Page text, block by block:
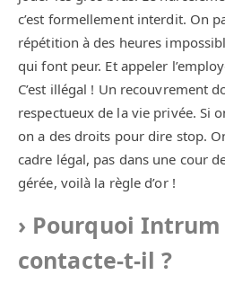
c’est formellement interdit. On
répétition à des heures
qui font peur. Et appeler
C’est illégal ! Un recouvrement
respectueux de la vie privée. Si
on a des droits pour dire stop.
cadre légal, pas dans une cour
gérée, voilà la règle d’or !
Pourquoi
contacte-t-il ?